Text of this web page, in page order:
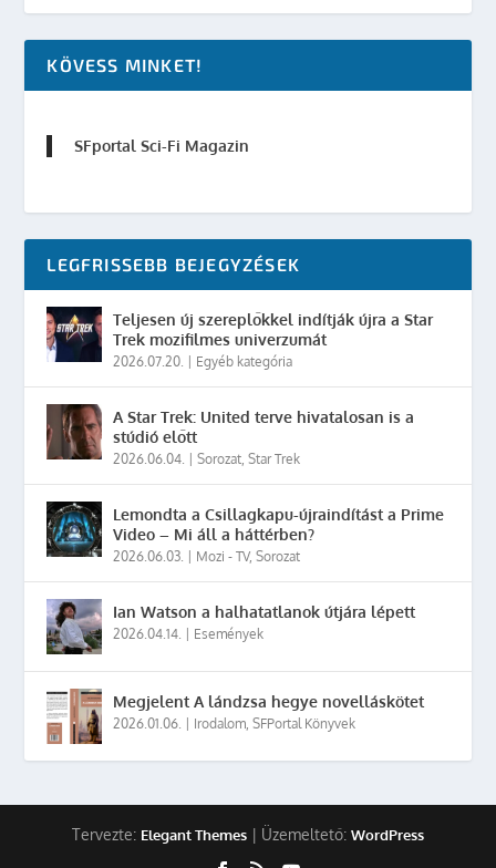
KÖVESS MINKET!
SFportal Sci-Fi Magazin
LEGFRISSEBB BEJEGYZÉSEK
Teljesen új szereplőkkel indítják újra a Star
Trek mozifilmes univerzumát
2026.07.20. Egyéb kategória
A Star Trek: United terve hivatalosan is a
stúdió előtt
2026.06.04. |Sorozat,Star Trek
Lemondta a Csillagkapu-újraindítást a Prime
Video – Mi áll a háttérben?
2026.06.03. Mozi - TV,Sorozat
Ian Watson a halhatatlanok útjára lépett
2026.04.14. Események
Megjelent A lándzsa hegye novelláskötet
2026.01.06. Irodalom,SFPortal Könyvek
Tervezte: Elegant Themes | Üzemeltető: WordPress